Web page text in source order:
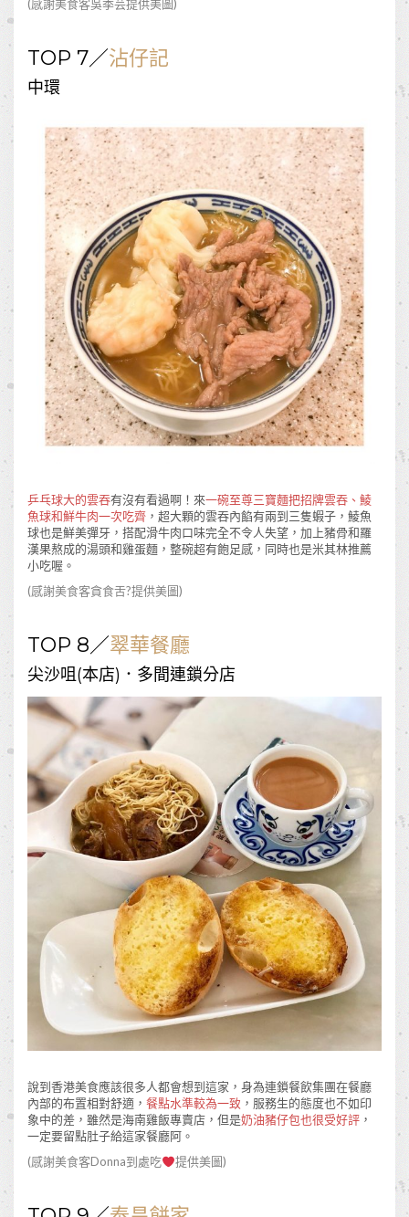
(感謝美食客吳季芸提供美圖)
TOP 7／沾仔記
中環
乒乓球大的雲吞有沒有看過啊！來一碗至尊三寶麵把招牌雲吞、鯪
魚球和鮮牛肉一次吃齊 ，超大顆的雲吞內餡有兩到三隻蝦子，鯪魚
球也是鮮美彈牙，搭配滑牛肉口味完全不令人失望，加上豬骨和羅
漢果熬成的湯頭和雞蛋麵，整碗超有飽足感，同時也是米其林推薦
小吃喔。
(感謝美食客貪食舌?提供美圖)
TOP 8／翠華餐廳
尖沙咀(本店)．多間連鎖分店
說到香港美食應該很多人都會想到這家，身為連鎖餐飲集團在餐廳
內部的布置相對舒適， 餐點水準較為一致 ，服務生的態度也不如印
象中的差，雖然是海南雞飯專賣店，但是奶油豬仔包也很受好評 ，
一定要留點肚子給這家餐廳阿。
(感謝美食客Donna到處吃 提供美圖)